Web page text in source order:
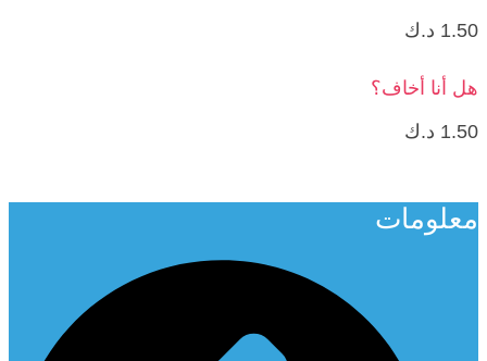
1.50 د.ك
هل أنا أخاف؟
1.50 د.ك
معلومات